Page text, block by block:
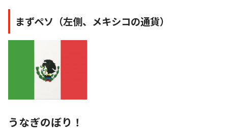
まずペソ（左側、メキシコの通貨）
うなぎのぼり！